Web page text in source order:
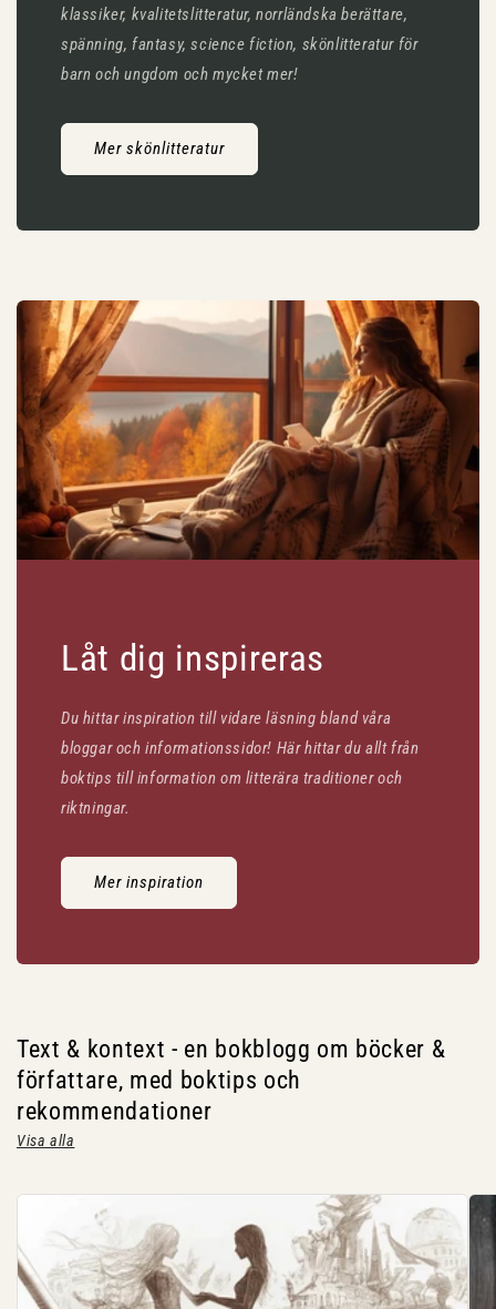
klassiker, kvalitetslitteratur, norrländska berättare,
spänning, fantasy, science fiction, skönlitteratur för
barn och ungdom och mycket mer!
Mer skönlitteratur
Låt dig inspireras
Du hittar inspiration till vidare läsning bland våra
bloggar och informationssidor! Här hittar du allt från
boktips till information om litterära traditioner och
riktningar.
Mer inspiration
Text & kontext - en bokblogg om böcker &
författare, med boktips och
rekommendationer
Visa alla